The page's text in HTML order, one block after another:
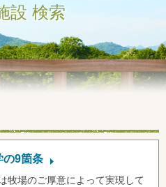
設 検索
の9箇条
牧場のご厚意によって実現して